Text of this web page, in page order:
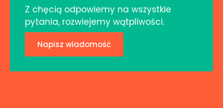
Z chęcią odpowiemy na wszystkie
pytania, rozwiejemy wątpliwości.
Napisz wiadomość